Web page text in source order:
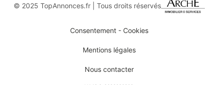
© 2025 TopAnnonces.fr | Tous droits réservés
Consentement - Cookies
Mentions légales
Nous contacter